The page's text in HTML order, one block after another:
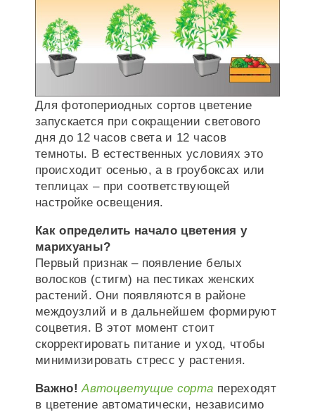
Для фотопериодных сортов цветение
запускается при сокращении светового
дня до 12 часов света и 12 часов
темноты. В естественных условиях это
происходит осенью, а в гроубоксах или
теплицах – при соответствующей
настройке освещения.
Как определить начало цветения у
марихуаны?
Первый признак – появление белых
волосков (стигм) на пестиках женских
растений. Они появляются в районе
междоузлий и в дальнейшем формируют
соцветия. В этот момент стоит
скорректировать питание и уход, чтобы
минимизировать стресс у растения.
Важно! Автоцветущие сорта переходят
в цветение автоматически, независимо